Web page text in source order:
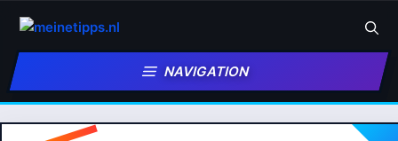
Inhalt
springen
NAVIGATION